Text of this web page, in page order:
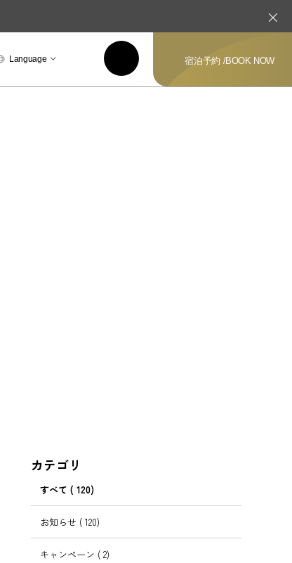
Language 宿泊予約 /BOOK NOW
カテゴリ
すべて ( 120)
お知らせ ( 120)
キャンペーン ( 2)